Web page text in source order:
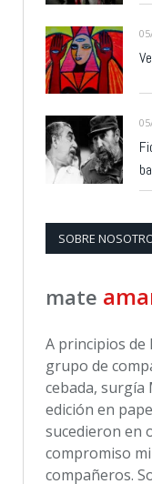
SOBRE
mate
A principios de
grupo de
cebada, surgía
edición en
sucedieron en
compromiso
compañeros.